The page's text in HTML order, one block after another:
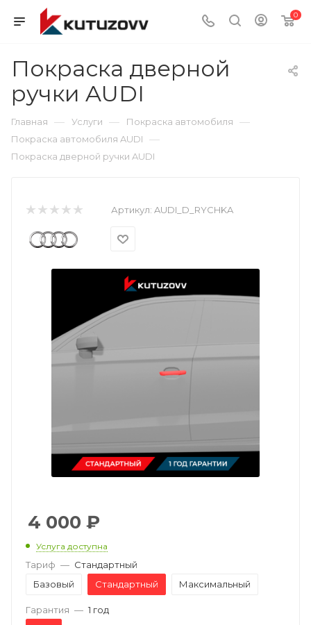
0
Покраска дверной
ручки AUDI
Главная — Услуги — Покраска автомобиля —
Покраска автомобиля AUDI —
Покраска дверной ручки AUDI
Артикул: AUDI_D_RYCHKA
4 000 ₽
Услуга доступна
Тариф — Стандартный
Базовый
Стандартный Максимальный
Гарантия — 1 год